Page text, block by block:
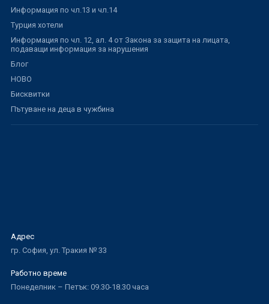
Информация по чл.13 и чл.14
Турция хотели
Информация по чл. 12, ал. 4 от Закона за защита на лицата,
подаващи информация за нарушения
Блог
НОВО
Бисквитки
Пътуване на деца в чужбина
Адрес
гр. София, ул. Тракия № 33
Работно време
Понеделник – Петък: 09.30-18.30 часа